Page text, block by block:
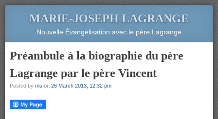
MARIE-JOSEPH LAGRANGE
Nouvelle Évangélisation avec le père Lagrange
Préambule à la biographie du père
Lagrange par le père Vincent
Posted by ms on 26 March 2013, 12:32 pm